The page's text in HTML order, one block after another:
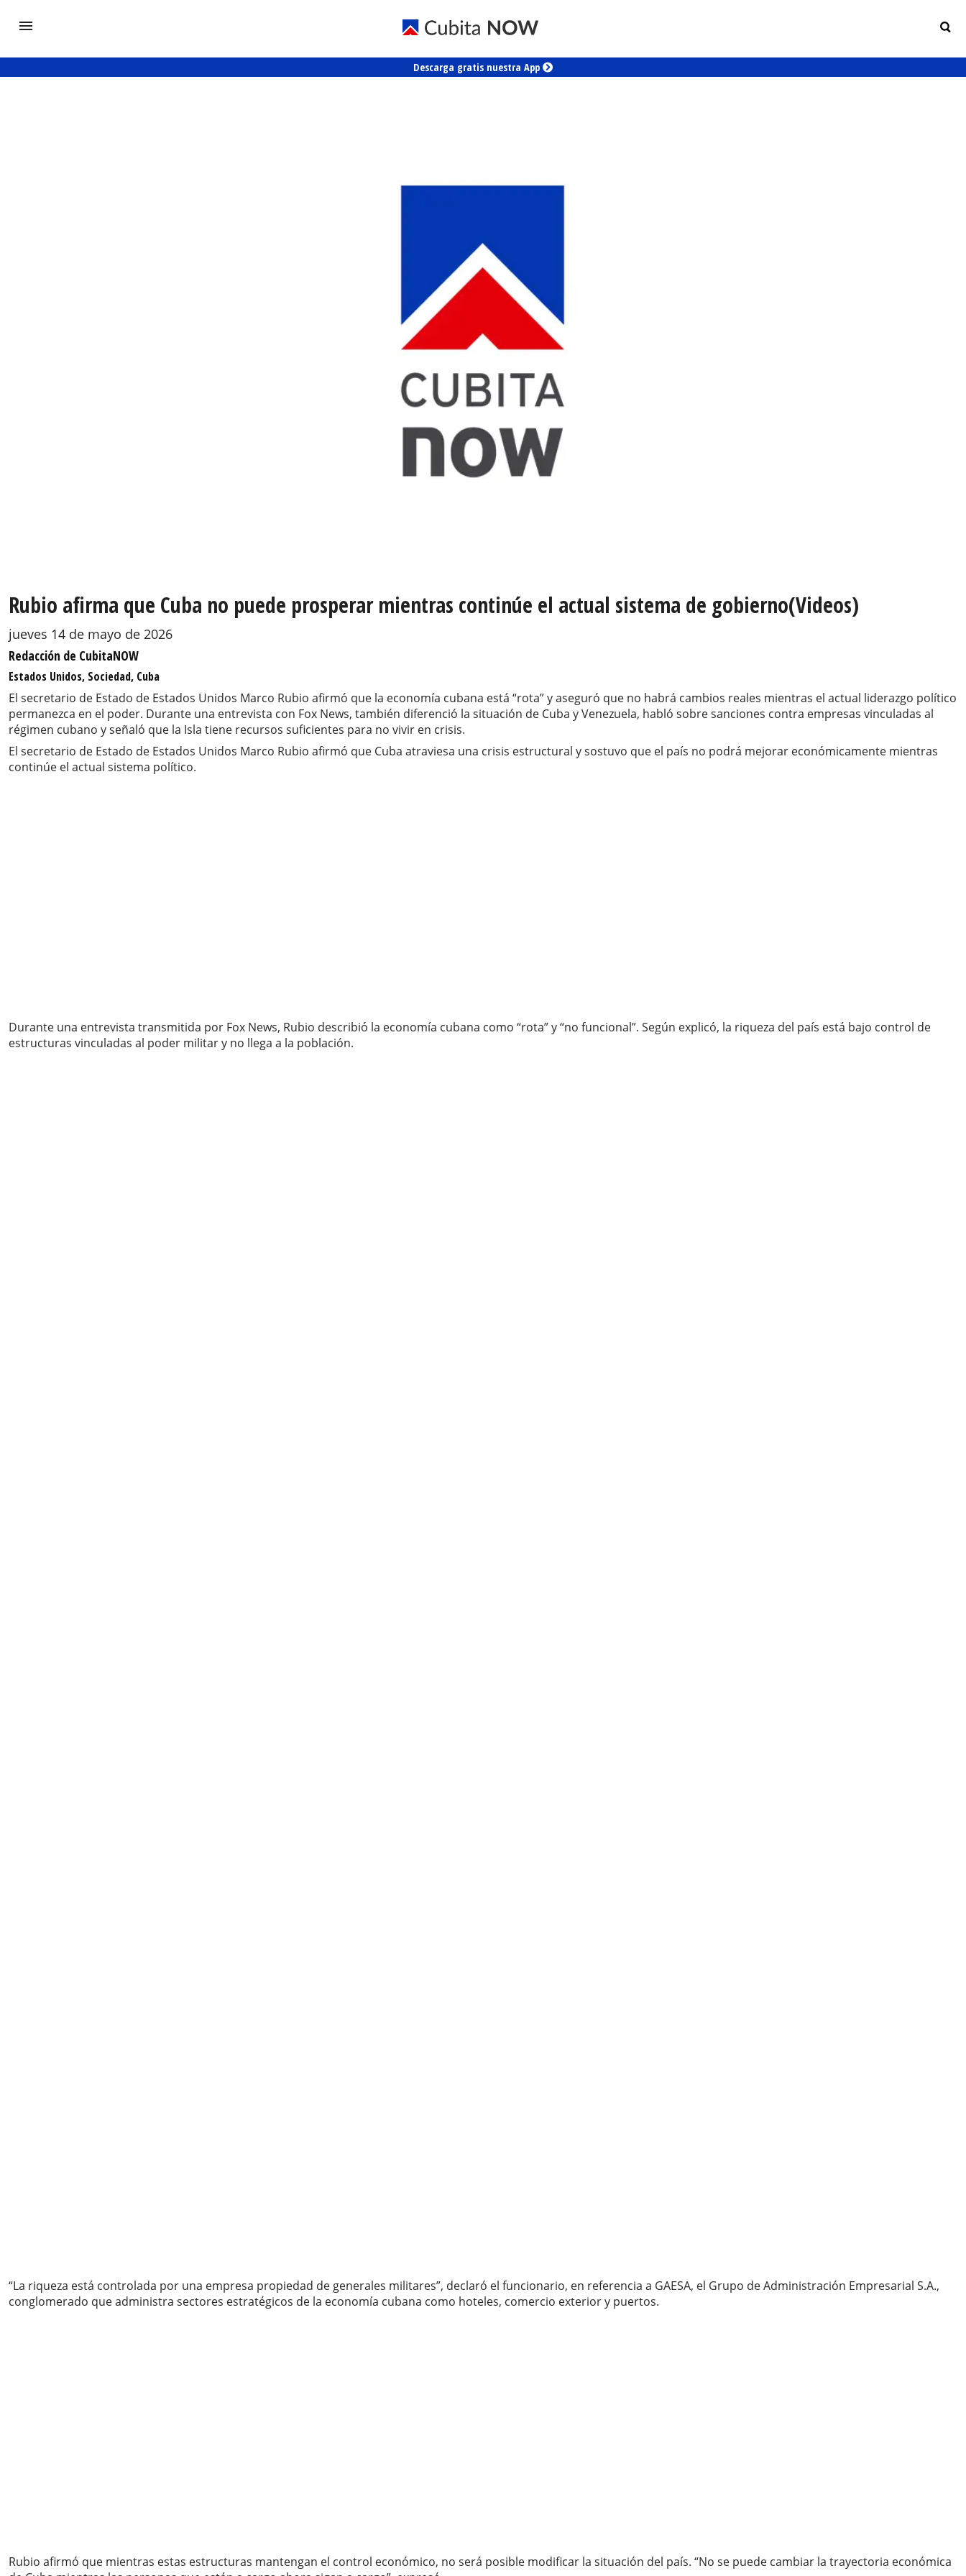
Descarga gratis nuestra App
Rubio afirma que Cuba no puede prosperar mientras continúe el actual sistema de gobierno(Videos)
jueves 14 de mayo de 2026
Redacción de CubitaNOW
Estados Unidos, Sociedad, Cuba
El secretario de Estado de Estados Unidos Marco Rubio afirmó que la economía cubana está “rota” y aseguró que no habrá cambios reales mientras el actual liderazgo político
permanezca en el poder. Durante una entrevista con Fox News, también diferenció la situación de Cuba y Venezuela, habló sobre sanciones contra empresas vinculadas al
régimen cubano y señaló que la Isla tiene recursos suficientes para no vivir en crisis.
El secretario de Estado de Estados Unidos Marco Rubio afirmó que Cuba atraviesa una crisis estructural y sostuvo que el país no podrá mejorar económicamente mientras
continúe el actual sistema político.
Durante una entrevista transmitida por Fox News, Rubio describió la economía cubana como “rota” y “no funcional”. Según explicó, la riqueza del país está bajo control de
estructuras vinculadas al poder militar y no llega a la población.
“La riqueza está controlada por una empresa propiedad de generales militares”, declaró el funcionario, en referencia a GAESA, el Grupo de Administración Empresarial S.A.,
conglomerado que administra sectores estratégicos de la economía cubana como hoteles, comercio exterior y puertos.
Rubio afirmó que mientras estas estructuras mantengan el control económico, no será posible modificar la situación del país. “No se puede cambiar la trayectoria económica